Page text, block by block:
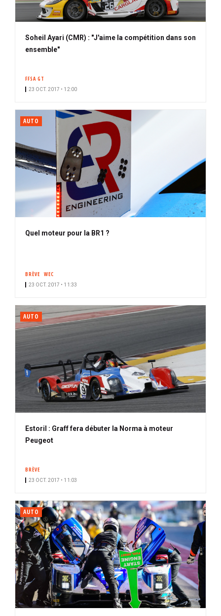
Soheil Ayari (CMR) : "J'aime la compétition dans son
ensemble"
FFSA GT
23 OCT. 2017 • 12:00
AUTO
Quel moteur pour la BR1 ?
BRÈVE WEC
23 OCT. 2017 • 11:33
AUTO
Estoril : Graff fera débuter la Norma à moteur
Peugeot
BRÈVE
23 OCT. 2017 • 11:03
AUTO